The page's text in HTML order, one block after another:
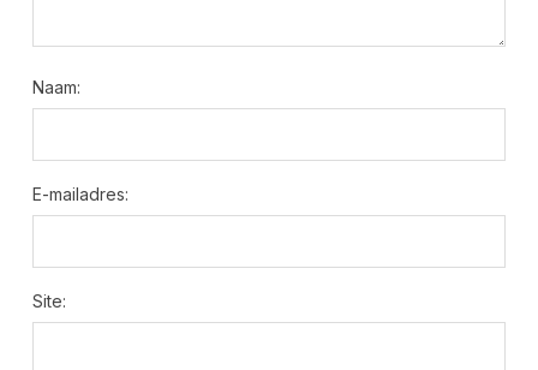
Naam:
E-mailadres:
Site: